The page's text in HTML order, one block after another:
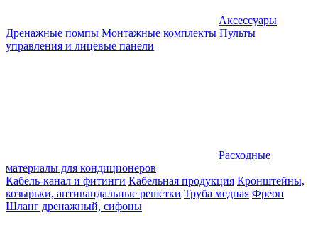
Аксессуары
Дренажные помпы Монтажные комплекты Пульты
управления и лицевые панели
Расходные
материалы для кондиционеров
Кабель-канал и фитинги Кабельная продукция Кронштейны,
козырьки, антивандальные решетки Труба медная Фреон
Шланг дренажный, сифоны